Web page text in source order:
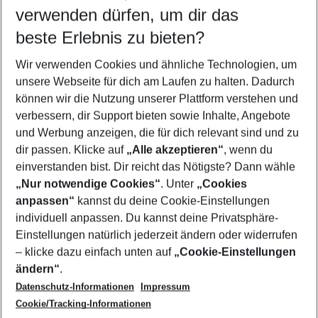
Wähle deinen Reisezeitraum
5-8 Nächte
2 Erwachsene Keine Kinder
Mehr Filter anzeigen
Footer
Footer navigation
Über uns
AGB
Bestpreisgarantie
Cookie-Einstellungen ändern
Cookie-Richtlinie
Agenturbetreuung
Barrierefreies Reisen
Folge uns
verwenden dürfen, um dir das
beste Erlebnis zu bieten?
Wir verwenden Cookies und ähnliche Technologien, um
unsere Webseite für dich am Laufen zu halten. Dadurch
können wir die Nutzung unserer Plattform verstehen und
verbessern, dir Support bieten sowie Inhalte, Angebote
und Werbung anzeigen, die für dich relevant sind und zu
dir passen. Klicke auf „Alle akzeptieren“, wenn du
einverstanden bist. Dir reicht das Nötigste? Dann wähle
„Nur notwendige Cookies“. Unter „Cookies
anpassen“ kannst du deine Cookie-Einstellungen
individuell anpassen. Du kannst deine Privatsphäre-
Einstellungen natürlich jederzeit ändern oder widerrufen
– klicke dazu einfach unten auf „Cookie-Einstellungen
ändern“.
Datenschutz-Informationen
Impressum
Cookie/Tracking-Informationen